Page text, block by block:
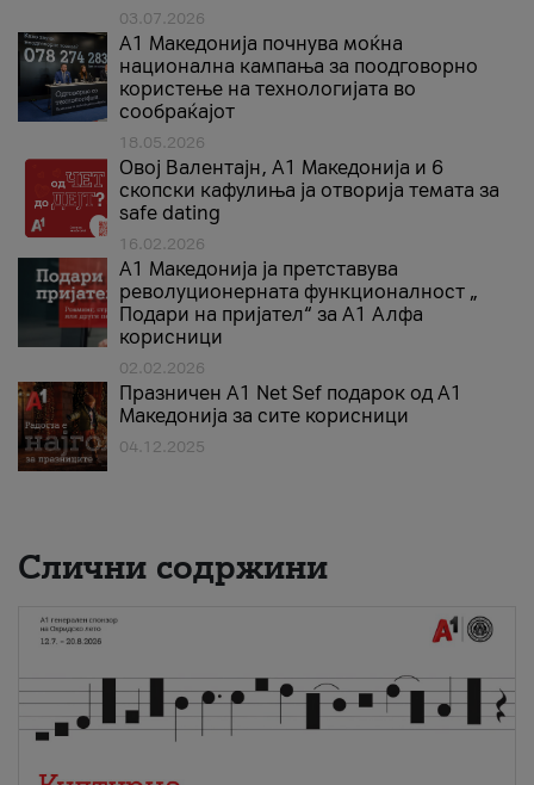
03.07.2026
A1 Македонија почнува моќна
национална кампања за поодговорно
користење на технологијата во
сообраќајот
18.05.2026
Овој Валентајн, A1 Македонија и 6
скопски кафулиња ја отворија темата за
safe dating
16.02.2026
А1 Македонија ја претставува
револуционерната функционалност „
Подари на пријател“ за А1 Алфа
корисници
02.02.2026
Празничен A1 Net Sеf подарок од А1
Македонија за сите корисници
04.12.2025
Слични содржини